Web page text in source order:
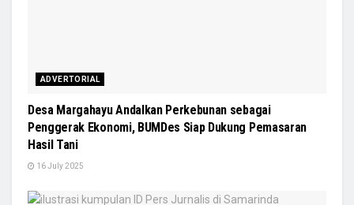
ADVERTORIAL
Desa Margahayu Andalkan Perkebunan sebagai
Penggerak Ekonomi, BUMDes Siap Dukung Pemasaran
Hasil Tani
16 July 2025